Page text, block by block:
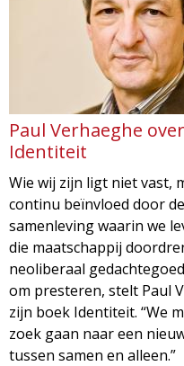
Paul Verhaeghe
Identiteit
Wie wij zijn ligt niet vast,
continu beïnvloed door de
samenleving waarin we
die maatschappij
neoliberaal
om presteren, stelt Paul
zijn boek Identiteit. “We
zoek gaan naar een
tussen samen en alleen.”